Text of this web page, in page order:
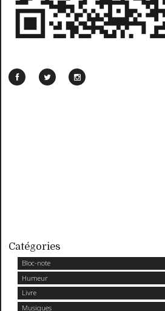
Catégories
Bloc-note
Humeur
Livre
Musiques